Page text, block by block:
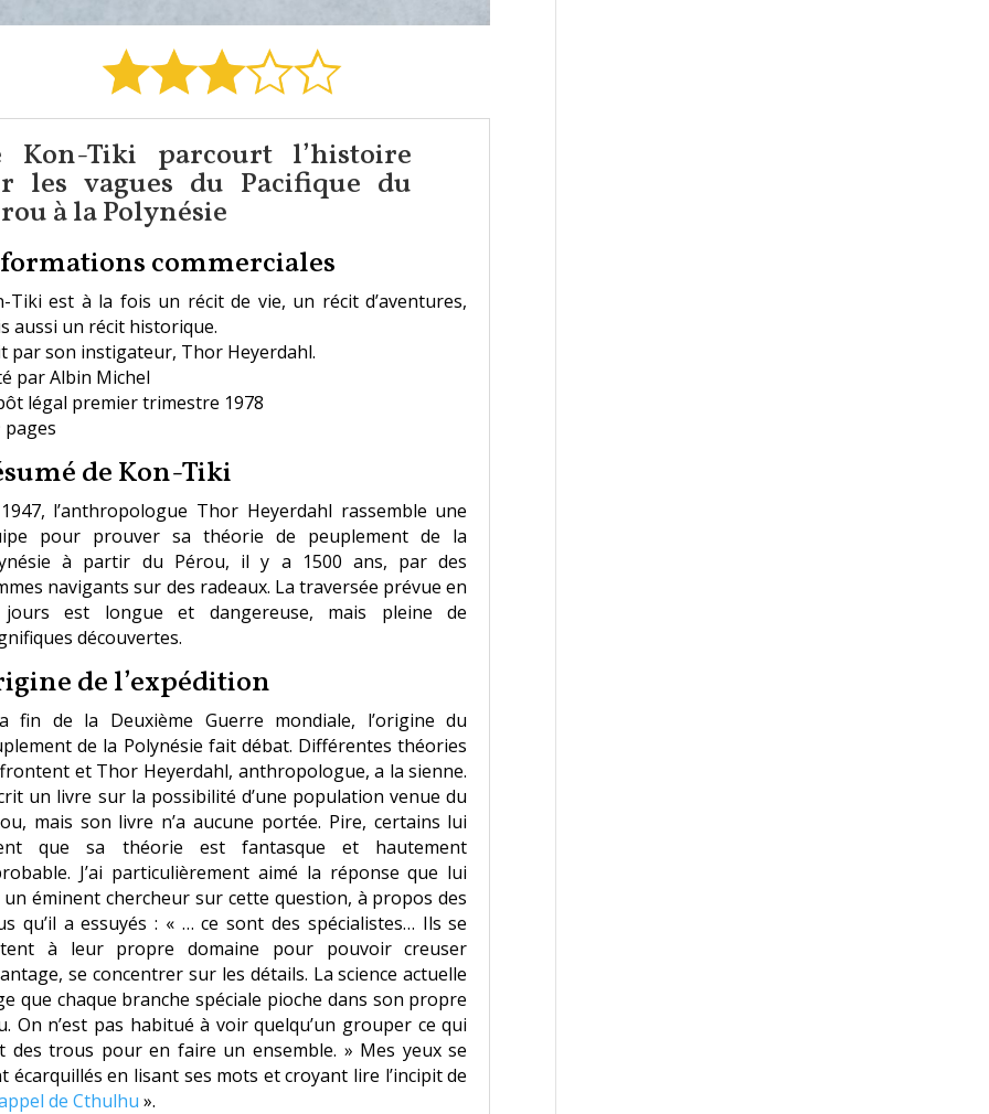
Kon-Tiki parcourt l’histoire
les vagues du Pacifique du
à la Polynésie
commerciales
Tiki est à la fois un récit de vie, un récit d’aventures,
aussi un récit historique.
par son instigateur, Thor Heyerdahl.
par Albin Michel
légal premier trimestre 1978
pages
de Kon-Tiki
l’anthropologue Thor Heyerdahl rassemble une
pour prouver sa théorie de peuplement de la
à partir du Pérou, il y a 1500 ans, par des
navigants sur des radeaux. La traversée prévue en
est longue et dangereuse, mais pleine de
découvertes.
de l’expédition
fin de la Deuxième Guerre mondiale, l’origine du
de la Polynésie fait débat. Différentes théories
et Thor Heyerdahl, anthropologue, a la sienne.
un livre sur la possibilité d’une population venue du
mais son livre n’a aucune portée. Pire, certains lui
que sa théorie est fantasque et hautement
J’ai particulièrement aimé la réponse que lui
éminent chercheur sur cette question, à propos des
qu’il a essuyés : « … ce sont des spécialistes… Ils se
à leur propre domaine pour pouvoir creuser
se concentrer sur les détails. La science actuelle
que chaque branche spéciale pioche dans son propre
On n’est pas habitué à voir quelqu’un grouper ce qui
des trous pour en faire un ensemble. » Mes yeux se
écarquillés en lisant ses mots et croyant lire l’incipit de
de Cthulhu ».